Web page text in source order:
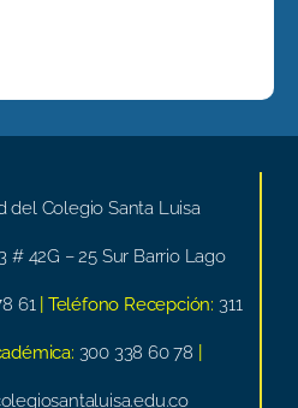
del Colegio Santa Luisa
# 42G – 25 Sur Barrio Lago
61 | Teléfono Recepción: 311
300 338 60 78